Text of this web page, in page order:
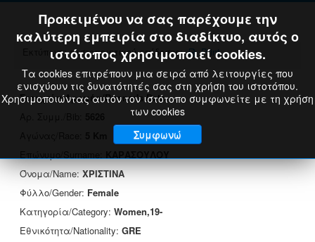
Εκτύπωση πιστοποιητικού επίδοσης: Print
Στοιχεία Δρομέα/Runner's Data
Όνομα/Name:ΧΡΙΣΤΙΝΑ
Φύλλο/Gender: Female
Κατηγορία/Category: Women,19-
Εθνικότητα/Nationality: GRE
Προκειμένου να σας παρέχουμε την
καλύτερη εμπειρία στο διαδίκτυο, αυτός ο
ιστότοπος χρησιμοποιεί cookies.
Τα cookies επιτρέπουν μια σειρά από λειτουργίες που
ενισχύουν τις δυνατότητές σας στη χρήση του ιστοτόπου.
Χρησιμοποιώντας αυτόν τον ιστότοπο συμφωνείτε με τη χρήση
των cookies
Συμφωνώ